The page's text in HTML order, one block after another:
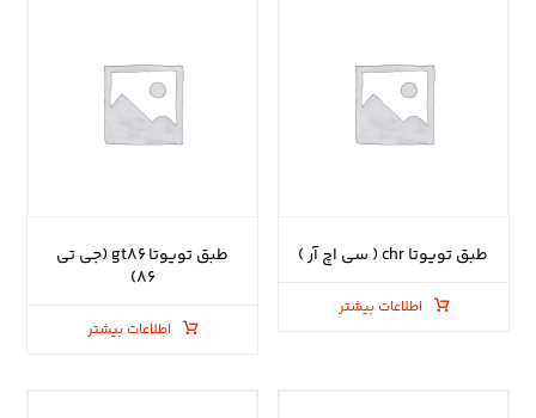
طبق تویوتا chr ( سی اچ آر )
اطلاعات بیشتر
طبق تویوتا gt۸۶ (جی تی
۸۶)
اطلاعات بیشتر